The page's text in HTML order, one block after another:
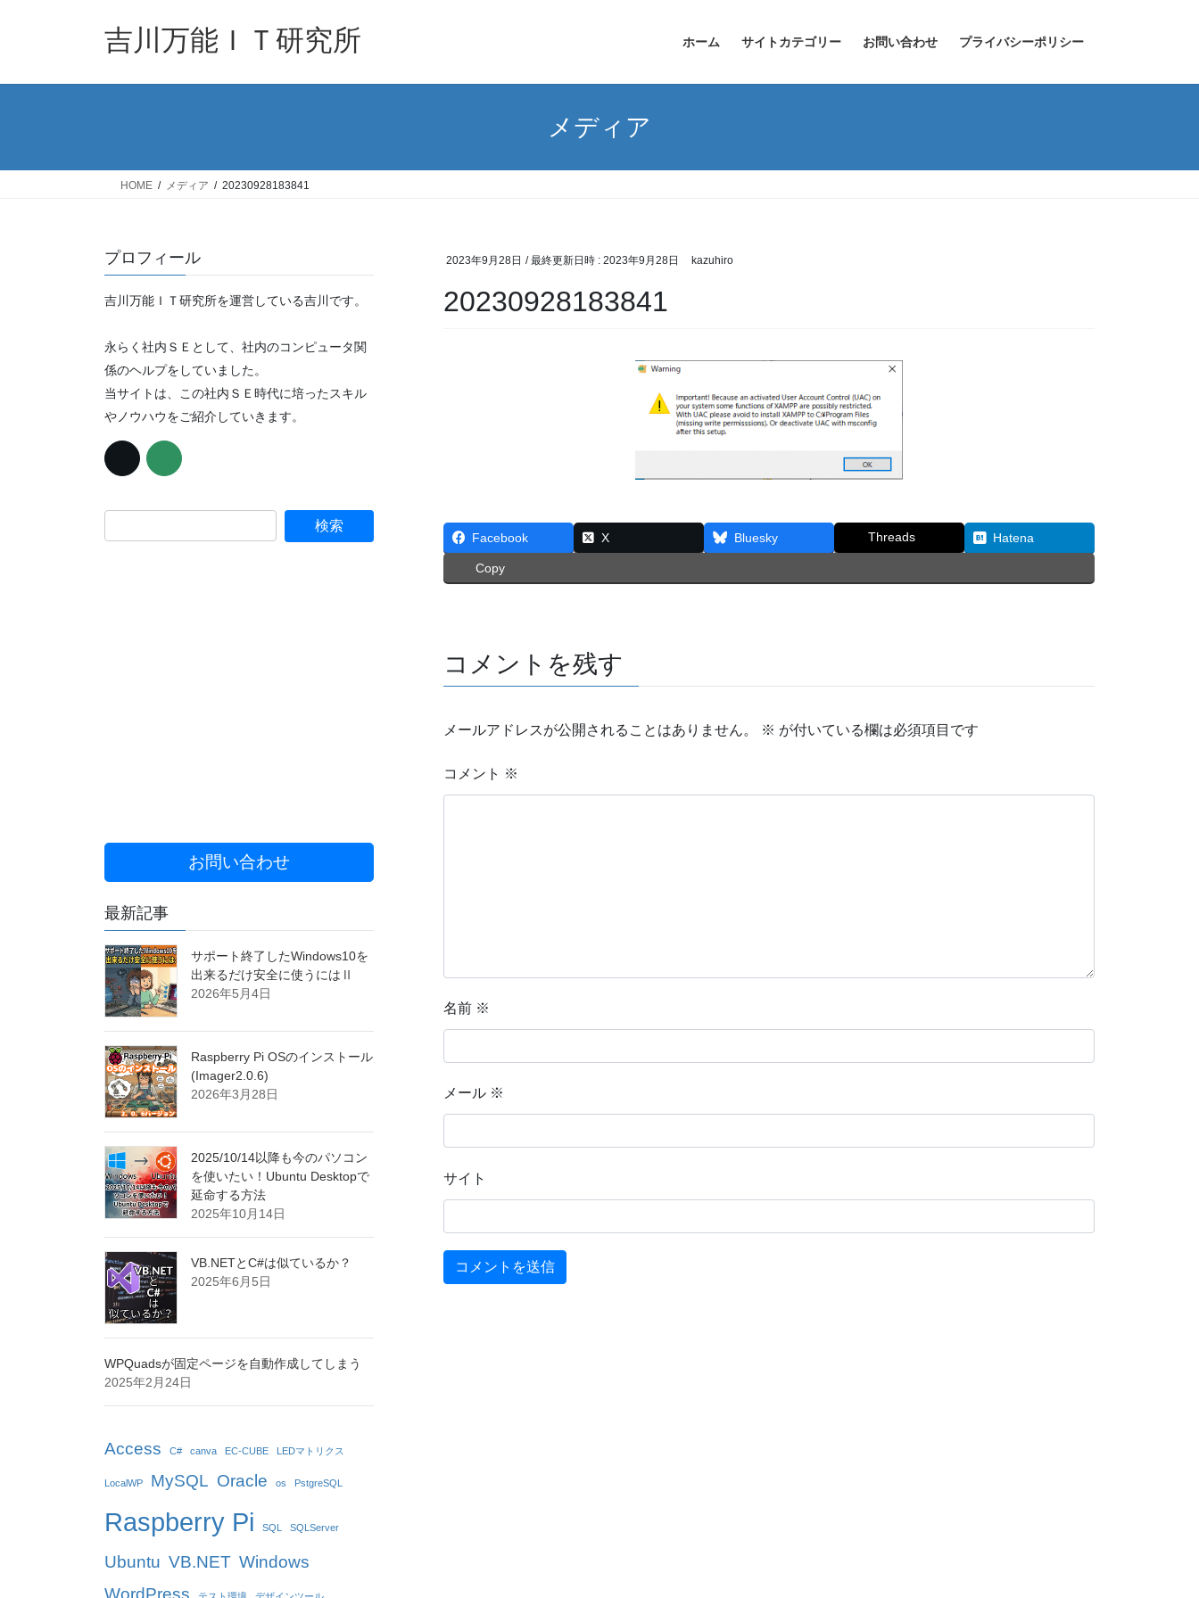
吉川万能ＩＴ研究所 ホーム サイトカテゴリー お問い合わせ プライバシーポリシー
メディア
HOME メディア 20230928183841
2023年9月28日 / 最終更新日時 : 2023年9月28日 kazuhiro
20230928183841
Facebook X Bluesky Threads Hatena
Copy
コメントを残す
メールアドレスが公開されることはありません。 ※ が付いている欄は必須項目です
コメント ※
名前 ※
メール ※
サイト
プロフィール
吉川万能ＩＴ研究所を運営している吉川です。
永らく社内ＳＥとして、社内のコンピュータ関
係のヘルプをしていました。
当サイトは、この社内ＳＥ時代に培ったスキル
やノウハウをご紹介していきます。
お問い合わせ
最新記事
サポート終了したWindows10を
出来るだけ安全に使うにはⅡ
2026年5月4日
Raspberry Pi OSのインストール
(Imager2.0.6)
2026年3月28日
2025/10/14以降も今のパソコン
を使いたい！Ubuntu Desktopで
延命する方法
2025年10月14日
VB.NETとC#は似ているか？
2025年6月5日
WPQuadsが固定ページを自動作成してしまう
2025年2月24日
Access C# canva EC-CUBE LEDマトリクス
LocalWP MySQL Oracle os PstgreSQL
Raspberry Pi SQL SQLServer
Ubuntu VB.NET Windows
WordPress
テスト環境 デザインツール